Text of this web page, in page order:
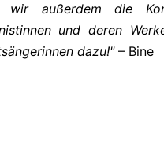
außerdem die
und deren
dazu!"– Bine